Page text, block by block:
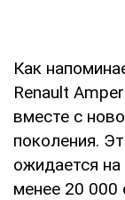
Как
Renault
вместе с
поколения.
ожидается
менее 20 000